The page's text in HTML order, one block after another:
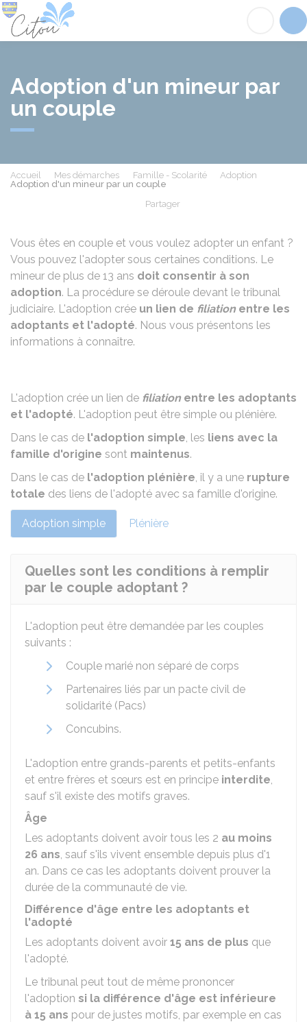
Adoption d'un mineur par
un couple
Accueil Mes démarches Famille - Scolarité
Adoption
Adoption d'un mineur par un couple
Partager
Vous êtes en couple et vous voulez adopter un enfant ?
Vous pouvez l'adopter sous certaines conditions. Le
mineur de plus de 13 ans doit consentir à son
adoption. La procédure se déroule devant le tribunal
judiciaire. L'adoption crée un lien de filiationentre les
adoptants et l'adopté. Nous vous présentons les
informations à connaître.
L'adoption crée un lien de filiationentre les adoptants
et l'adopté. L'adoption peut être simple ou plénière.
Dans le cas de l'adoption simple, les liens avec la
famille d'origine sont maintenus.
Dans le cas de l'adoption plénière, il y a une rupture
totale des liens de l'adopté avec sa famille d'origine.
Adoption simple Plénière
Quelles sont les conditions à remplir
par le couple adoptant ?
L'adoption peut être demandée par les couples
suivants :
Couple marié non séparé de corps
Partenaires liés par un pacte civil de
solidarité (Pacs)
Concubins.
L'adoption entre grands-parents et petits-enfants
et entre frères et sœurs est en principe interdite,
sauf s'il existe des motifs graves.
Âge
Les adoptants doivent avoir tous les 2 au moins
26 ans, sauf s'ils vivent ensemble depuis plus d'1
an. Dans ce cas les adoptants doivent prouver la
durée de la communauté de vie.
Différence d'âge entre les adoptants et
l'adopté
Les adoptants doivent avoir 15 ans de plus que
l'adopté.
Le tribunal peut tout de même prononcer
l'adoption si la différence d'âge est inférieure
à 15 ans pour de justes motifs, par exemple en cas